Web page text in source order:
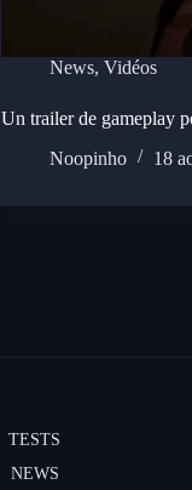
News,Vidéos
Un trailer de gameplay
Noopinho
18
TESTS
NEWS